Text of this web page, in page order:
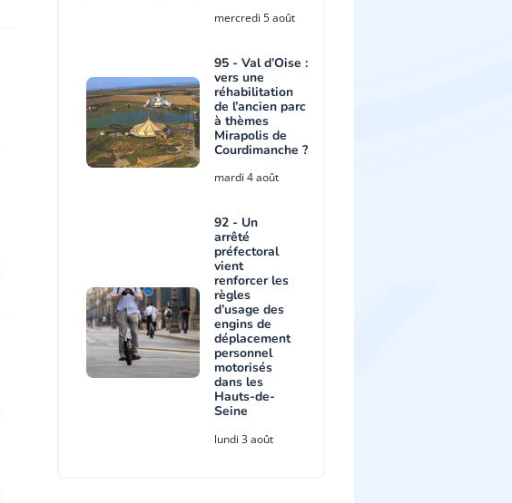
mercredi 5 août
95 - Val d’Oise :
vers une
réhabilitation
de l’ancien parc
à thèmes
Mirapolis de
Courdimanche ?
mardi 4 août
92 - Un
arrêté
préfectoral
vient
renforcer les
règles
d’usage des
engins de
déplacement
personnel
motorisés
dans les
Hauts-de-
Seine
lundi 3 août